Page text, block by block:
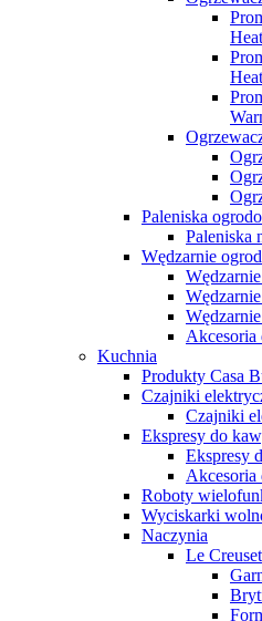
Heat
Paleniska
Paleniska
Wędzarnie
Akcesoria
Kuchnia
Produkty Casa
Czajniki
Czajniki
Ekspresy do
Ekspresy
Akcesoria
Roboty
Wyciskarki
Naczynia
Le Creuset